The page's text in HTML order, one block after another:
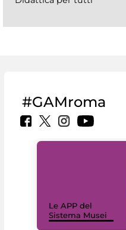
#GAMroma
Le APP del
Sistema Musei